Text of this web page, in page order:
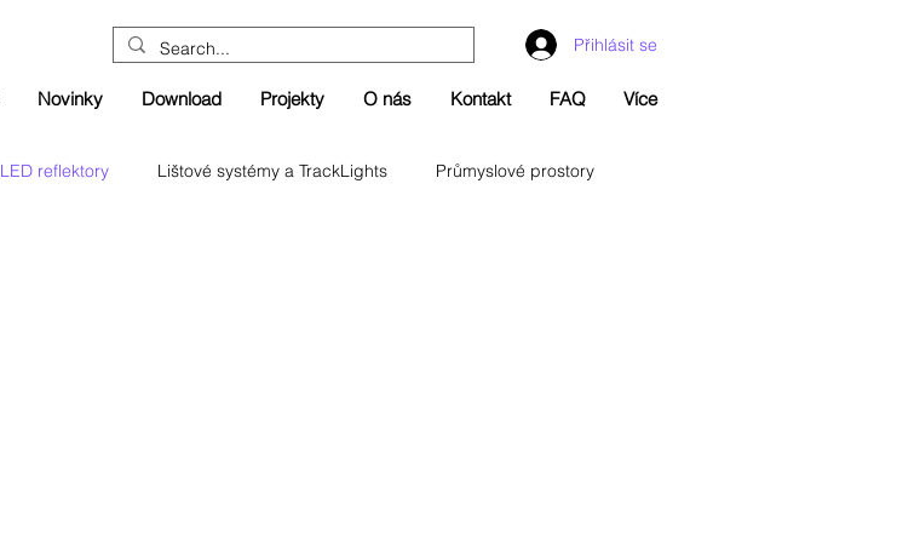
Přihlásit se
Novinky Download Projekty O nás Kontakt FAQ Více
LED reflektory Lištové systémy a TrackLights Průmyslové prostory